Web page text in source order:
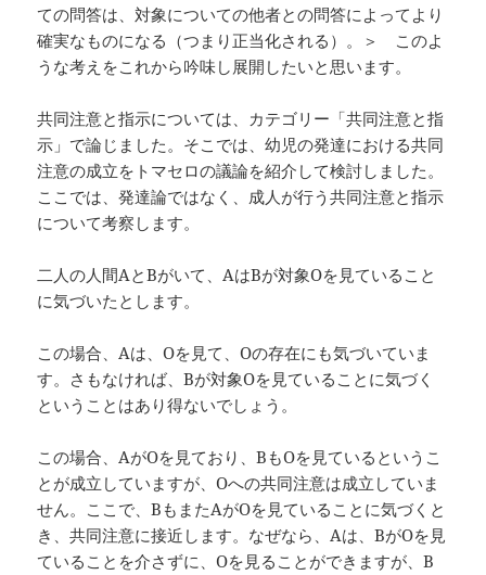
ての問答は、対象についての他者との問答によってより
確実なものになる（つまり正当化される）。＞ このよ
うな考えをこれから吟味し展開したいと思います。
共同注意と指示については、カテゴリー「共同注意と指
示」で論じました。そこでは、幼児の発達における共同
注意の成立をトマセロの議論を紹介して検討しました。
ここでは、発達論ではなく、成人が行う共同注意と指示
について考察します。
二人の人間AとBがいて、AはBが対象Oを見ていること
に気づいたとします。
この場合、Aは、Oを見て、Oの存在にも気づいていま
す。さもなければ、Bが対象Oを見ていることに気づく
ということはあり得ないでしょう。
この場合、AがOを見ており、BもOを見ているというこ
とが成立していますが、Oへの共同注意は成立していま
せん。ここで、BもまたAがOを見ていることに気づくと
き、共同注意に接近します。なぜなら、Aは、BがOを見
ていることを介さずに、Oを見ることができますが、B